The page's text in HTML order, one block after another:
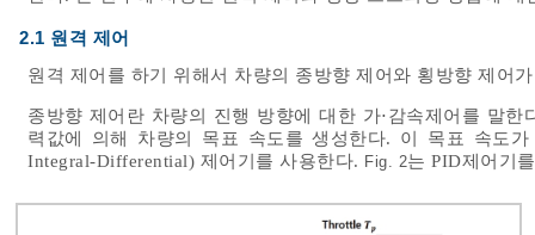
2.1 원격 제어
원격 제어를 하기 위해서 차량의 종방향 제어와 횡방향 제어
종방향 제어란 차량의 진행 방향에 대한 가⋅감속제어를 말
력값에 의해 차량의 목표 속도를 생성한다. 이 목표 속도
Integral-Differential) 제어기를 사용한다. Fig. 2는 PID제어기